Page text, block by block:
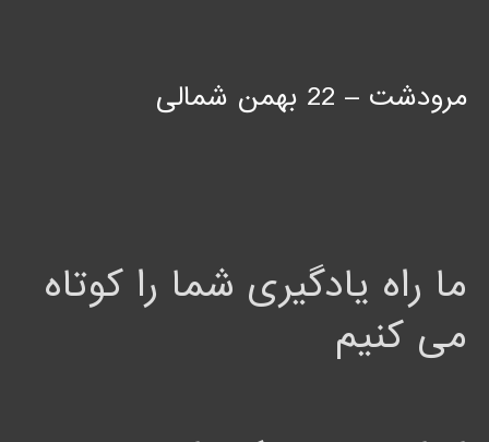
مرودشت – 22 بهمن شمالی
ما راه یادگیری شما را کوتاه
می کنیم